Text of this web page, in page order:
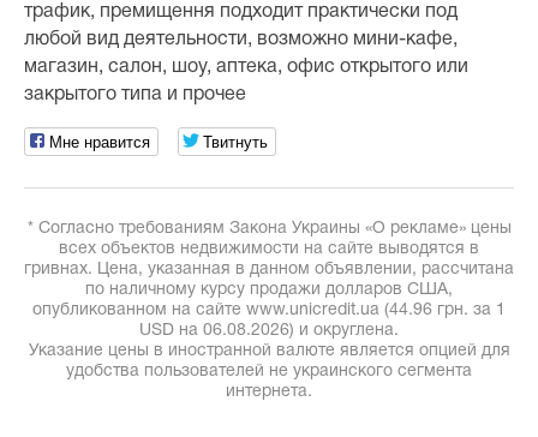
трафик, премищення подходит практически под
любой вид деятельности, возможно мини-кафе,
магазин, салон, шоу, аптека, офис открытого или
закрытого типа и прочее
Мне нравится Твитнуть
* Согласно требованиям Закона Украины «О рекламе» цены
всех объектов недвижимости на сайте выводятся в
гривнах. Цена, указанная в данном объявлении, рассчитана
по наличному курсу продажи долларов США,
опубликованном на сайте www.unicredit.ua (44.96 грн. за 1
USD на 06.08.2026) и округлена.
Указание цены в иностранной валюте является опцией для
удобства пользователей не украинского сегмента
интернета.